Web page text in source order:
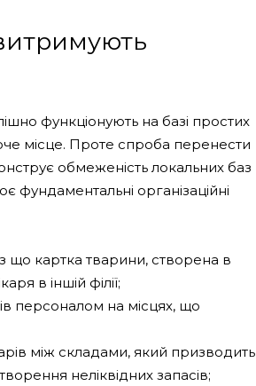
функціонують на базі простих
місце. Проте спроба перенести
обмеженість локальних баз
фундаментальні організаційні
що картка тварини, створена в
в іншій філії;
персоналом на місцях, що
між складами, який призводить
неліквідних запасів;